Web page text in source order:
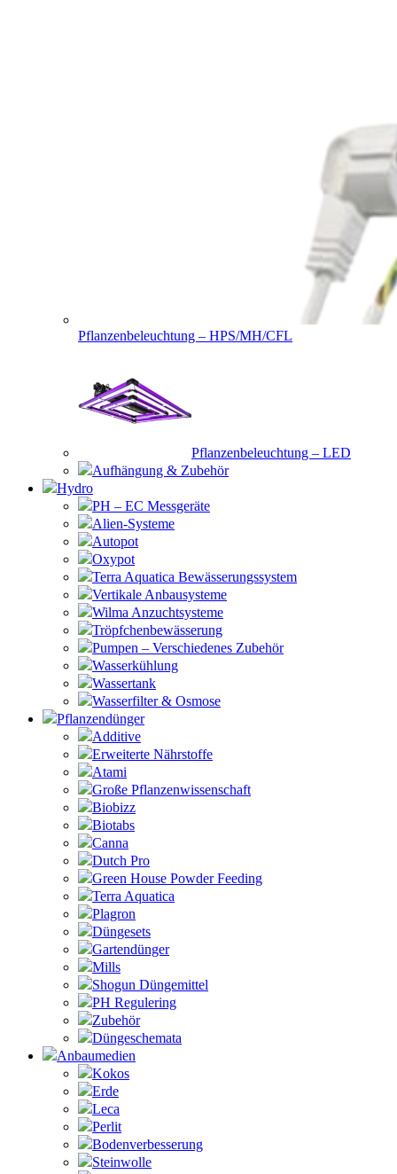
Pflanzenbeleuchtung – HPS/MH/CFL
Pflanzenbeleuchtung – LED
Aufhängung & Zubehör
Hydro
PH – EC Messgeräte
Alien-Systeme
Autopot
Oxypot
Terra Aquatica Bewässerungssystem
Vertikale Anbausysteme
Wilma Anzuchtsysteme
Tröpfchenbewässerung
Pumpen – Verschiedenes Zubehör
Wasserkühlung
Wassertank
Wasserfilter & Osmose
Pflanzendünger
Additive
Erweiterte Nährstoffe
Atami
Große Pflanzenwissenschaft
Biobizz
Biotabs
Canna
Dutch Pro
Green House Powder Feeding
Terra Aquatica
Plagron
Düngesets
Gartendünger
Mills
Shogun Düngemittel
PH Regulering
Zubehör
Düngeschemata
Anbaumedien
Kokos
Erde
Leca
Perlit
Bodenverbesserung
Steinwolle